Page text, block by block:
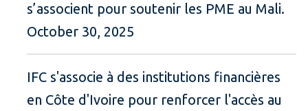
s’associent pour soutenir les PME au Mali.
October 30, 2025
IFC s'associe à des institutions financières
en Côte d'Ivoire pour renforcer l'accès au